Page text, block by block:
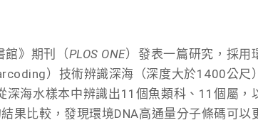
館》期刊（PLOS ONE）發表一篇研究，採用
）技術辨識深海（深度大於1400公尺）
深海水樣本中辨識出11個魚類科、11個屬，
果比較，發現環境DNA高通量分子條碼可以